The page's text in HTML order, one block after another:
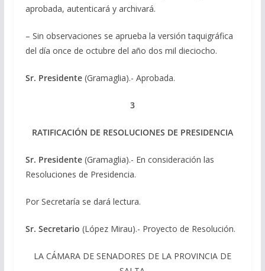
aprobada, autenticará y archivará.
– Sin observaciones se aprueba la versión taquigráfica
del día once de octubre del año dos mil dieciocho.
Sr. Presidente (Gramaglia).- Aprobada.
3
RATIFICACIÓN DE RESOLUCIONES DE PRESIDENCIA
Sr. Presidente(Gramaglia).- En consideración las
Resoluciones de Presidencia.
Por Secretaría se dará lectura.
Sr. Secretario (López Mirau).- Proyecto de Resolución.
LA CÁMARA DE SENADORES DE LA PROVINCIA DE